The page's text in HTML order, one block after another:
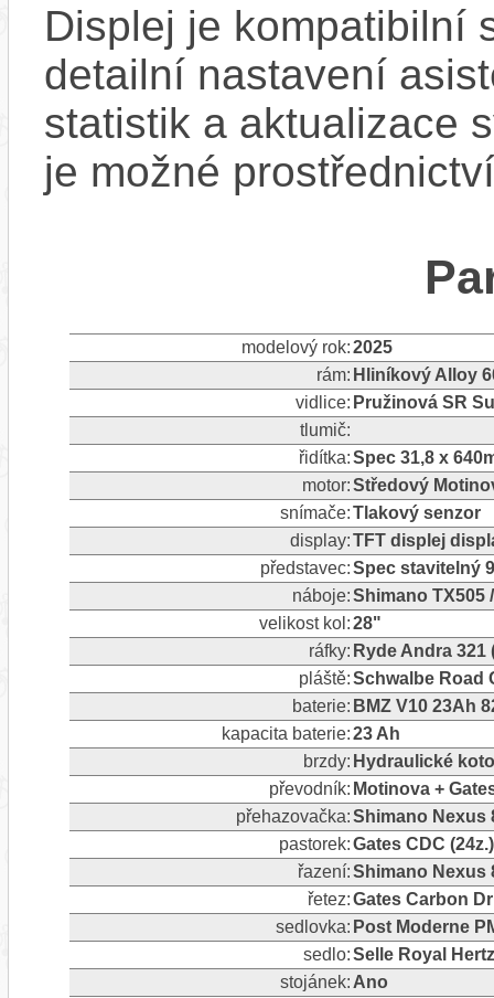
Displej je kompatibilní
detailní nastavení
statistik a aktualizace
je možné
modelový rok:2025
rám: Hliníkový Alloy
vidlice: Pružinová SR
tlumič:
řidítka:Spec 31,8 x
motor:Středový
snímače:Tlakový senzor
display:TFT displej
představec:Spec stavitelný
náboje:Shimano TX505
velikost kol:28"
ráfky: Ryde Andra 321
pláště:Schwalbe Road
baterie: BMZ V10 23Ah
kapacita baterie:23 Ah
brzdy: Hydraulické
převodník: Motinova +
přehazovačka:Shimano Nexus
pastorek:Gates CDC (24z.)
řazení:Shimano Nexus
řetez:Gates Carbon
sedlovka: Post Moderne
sedlo:Selle Royal Hertz
stojánek: Ano